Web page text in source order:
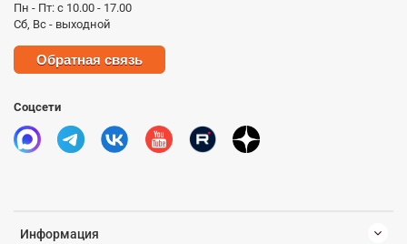
Информация
Пн - Пт: с 10.00 - 17.00
Сб, Вс - выходной
Обратная связь
Соцсети